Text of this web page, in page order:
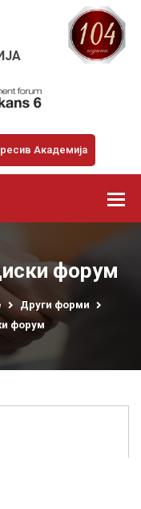
Академија
форум
Други форми
форум